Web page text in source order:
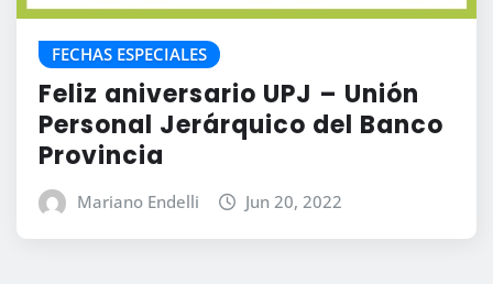
FECHAS ESPECIALES
Feliz aniversario UPJ – Unión
Personal Jerárquico del Banco
Provincia
Mariano Endelli Jun 20, 2022